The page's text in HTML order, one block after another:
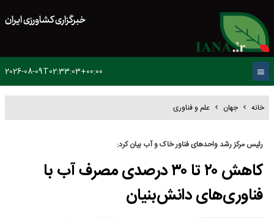
خبرگزاری کشاورزی ایران
2026-08-09T02:33:03+00:00
خانه جهان علم و فناوری
رئیس مرکز رشد واحد‌های فناور خاک و آب بیان کرد:
کاهش ۲۰ تا ۳۰ درصدی مصرف آب با
فناوری‌های دانش‌بنیان